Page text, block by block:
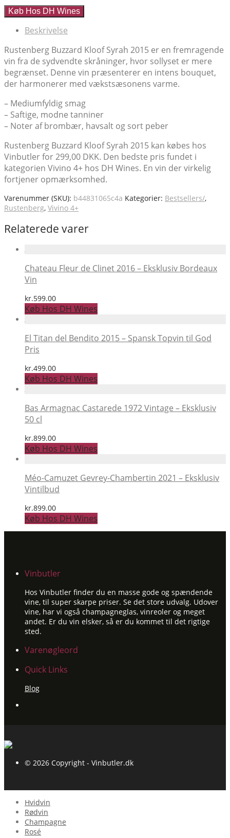
Køb Hos DH Wines
Beskrivelse
Rustenberg Buzzard Kloof Syrah 2015 er en fremragende
vin fra de sydvendte skråninger, hvor sollyset er mere
begrænset. Denne vin præsenterer en intens bouquet,
der harmonerer med vækstsæsonens varme.
– Mediumfyldig smag
– Saftige, modne tanniner
– Noter af brombær, havsalt og sort peber
Rustenberg Buzzard Kloof Syrah 2015 kan købes hos
Vinbutler for 299,00 DKK. Den bedste pris fundet i
kategorien Vivino 4+ hos DH Wines. En vin der virkelig
fortjener opmærksomhed.
Varenummer (SKU): b44831065c4a Kategorier: Bestsellers/,
Rustenberg, Vivino 4+
Relaterede varer
Chateau Fleur de Clinet 2016 – Eksklusiv Bordeaux
Vin
kr.599.00
Køb Hos DH Wines
El Titan del Bendito 2015 – Spansk Topvin til God
Pris
kr.499.00
Køb Hos DH Wines
Bas Armagnac Castarede 1972 Vintage – Eksklusiv
50 cl
kr.899.00
Køb Hos DH Wines
Méo-Camuzet Gevrey-Chambertin 2021 – Eksklusiv
Vintilbud
kr.899.00
Køb Hos DH Wines
Vinbutler
Hos Vinbutler finder du en masse gode og spændende
vine, til super skarpe priser. Se det store udvalg. Udover
vine, har vi også champagneglas, vinreoler og meget
andet. Er du vin elsker, så er du kommet til det rigtige
sted.
Varenøgleord
Quick Links
Blog
© 2026 Copyright - Vinbutler.dk
Hvidvin
Rødvin
Champagne
Rosé